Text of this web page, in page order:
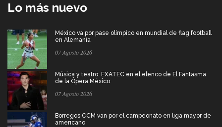
Lo más nuevo
México va por pase olímpico en mundial de flag football
en Alemania
07 Agosto 2026
Música y teatro: EXATEC en el elenco de El Fantasma
de la Ópera México
07 Agosto 2026
Borregos CCM van por el campeonato en liga mayor de
americano